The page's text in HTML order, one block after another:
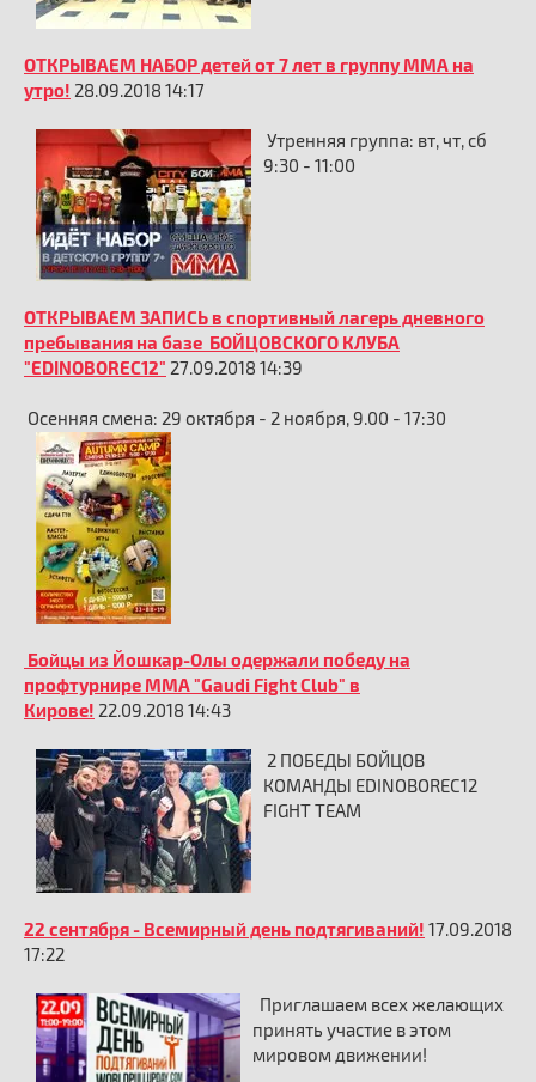
ОТКРЫВАЕМ НАБОР детей от 7 лет в группу ММА на
утро! 28.09.2018 14:17
Утренняя группа: вт, чт, сб
9:30 - 11:00
ОТКРЫВАЕМ ЗАПИСЬ в спортивный лагерь дневного
пребывания на базе БОЙЦОВСКОГО КЛУБА
"EDINOBOREC12" 27.09.2018 14:39
Осенняя смена: 29 октября - 2 ноября, 9.00 - 17:30
Бойцы из Йошкар-Олы одержали победу на
профтурнире ММА "Gaudi Fight Club" в
Кирове! 22.09.2018 14:43
2 ПОБЕДЫ БОЙЦОВ
КОМАНДЫ EDINOBOREC12
FIGHT TEAM
22 сентября - Всемирный день подтягиваний! 17.09.2018
17:22
Приглашаем всех желающих
принять участие в этом
мировом движении!